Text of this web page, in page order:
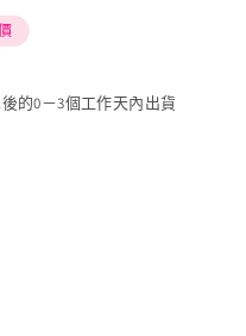
的0－3個工作天內出貨